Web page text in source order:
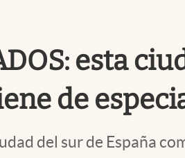
esta
de
del sur de España